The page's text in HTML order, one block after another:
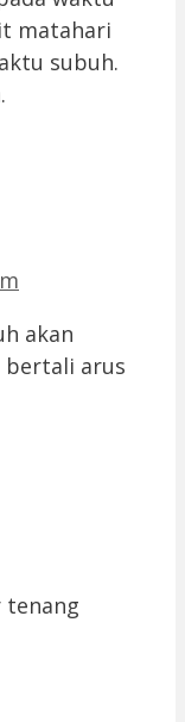
matahari
subuh.
akan
bertali arus
tenang